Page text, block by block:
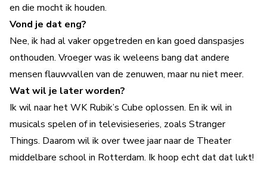
en die mocht ik houden.
Vond je dat eng?
Nee, ik had al vaker opgetreden en kan goed danspasjes
onthouden. Vroeger was ik weleens bang dat andere
mensen flauwvallen van de zenuwen, maar nu niet meer.
Wat wil je later worden?
Ik wil naar het WK Rubik’s Cube oplossen. En ik wil in
musicals spelen of in televisieseries, zoals Stranger
Things. Daarom wil ik over twee jaar naar de Theater
middelbare school in Rotterdam. Ik hoop echt dat dat lukt!